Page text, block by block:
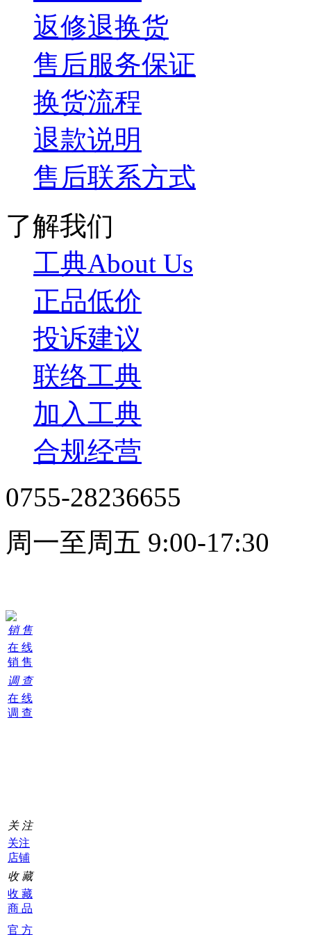
返修退换货
售后服务保证
换货流程
退款说明
售后联系方式
了解我们
工典About Us
正品低价
投诉建议
联络工典
加入工典
合规经营
0755-28236655
周一至周五 9:00-17:30
销 售
在 线
销 售
调 查
在 线
调 查
关 注
关注
店铺
收 藏
收 藏
商 品
官 方